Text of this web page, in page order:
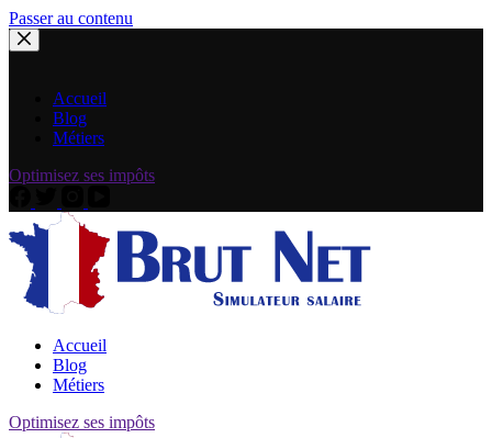
Passer au contenu
Accueil
Blog
Métiers
Optimisez ses impôts
Accueil
Blog
Métiers
Optimisez ses impôts